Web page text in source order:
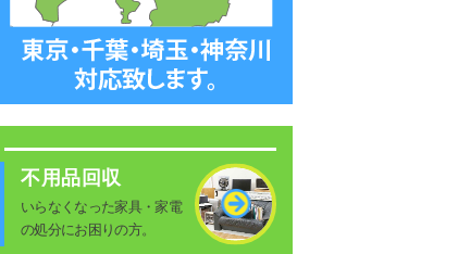
不用品回収
いらなくなった家具・家電
の処分にお困りの方。